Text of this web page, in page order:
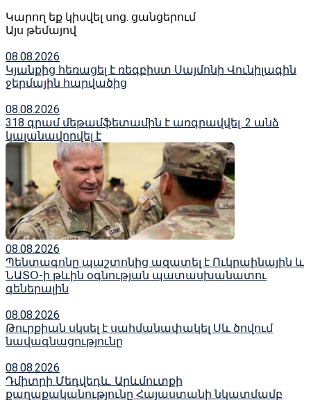
Կարող եք կիսվել սոց․ ցանցերում
Այս թեմայով
08.08.2026
Կյանքից հեռացել է ռեգբիստ Սայմոնի Վունիլագին
ջերմային հարվածից
08.08.2026
318 գրամ մեթամֆետամին է առգրավվել․ 2 անձ
կալանավորվել է
08.08.2026
Պենտագոնը պաշտոնից ազատել է Ուկրաինային և
ՆԱՏՕ-ի թևին օգնության պատասխանատու
գեներալին
08.08.2026
Թուրքիան սկսել է սահմանափակել Սև ծովում
նավագնացությունը
08.08.2026
Դմիտրի Մեդվեդև. Արևմուտքի
քաղաքականությունը Հայաստանի նկատմամբ